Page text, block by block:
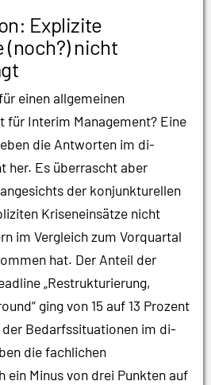
Explizite
(noch?) nicht
einen allgemeinen
für Interim Management? Eine
die Antworten im di-
her. Es überrascht aber
der konjunkturellen
Kriseneinsätze nicht
im Vergleich zum Vorquartal
hat. Der Anteil der
„Restrukturierung,
ging von 15 auf 13 Prozent
Bedarfssituationen im di-
die fachlichen
ein Minus von drei Punkten auf